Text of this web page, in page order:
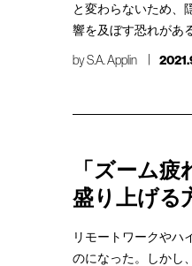
と変わらないため、
響を及ぼす恐れがあ
byS.A. Applin
「ズーム
盛り上げる
リモートワークやハ
のになった。しかし